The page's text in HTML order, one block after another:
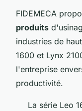
FIDEMECA
produits
industries de
1600 et Lynx
l'entreprise
productivité.
La série Leo